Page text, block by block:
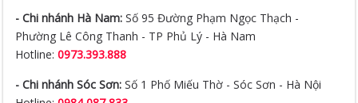
- Chi nhánh Hà Nam: Số 95 Đường Phạm Ngọc Thạch -
Phường Lê Công Thanh - TP Phủ Lý - Hà Nam
Hotline:0973.393.888
- Chi nhánh Sóc Sơn: Số 1 Phố Miếu Thờ - Sóc Sơn - Hà Nội